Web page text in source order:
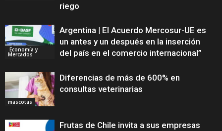
riego
Economía y
Mercados
Argentina | El Acuerdo Mercosur-UE es
un antes y un después en la inserción
del país en el comercio internacional”
mascotas
Diferencias de más de 600% en
consultas veterinarias
Frutas de Chile invita a sus empresas